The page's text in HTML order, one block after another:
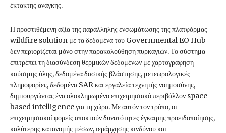
έκτακτης ανάγκης.
Η προστιθέμενη αξία της παράλληλης ενσωμάτωσης της πλατφόρμας
wildfire solution με τα δεδομένα του Governmental EO Hub
δεν περιορίζεται μόνο στην παρακολούθηση πυρκαγιών. Το σύστημα
επιτρέπει τη διασύνδεση θερμικών δεδομένων με χαρτογράφηση
καύσιμης ύλης, δεδομένα δασικής βλάστησης, μετεωρολογικές
πληροφορίες, δεδομένα SAR και εργαλεία τεχνητής νοημοσύνης,
δημιουργώντας ένα ολοκληρωμένο επιχειρησιακό περιβάλλον space-
based intelligence για τη χώρα. Με αυτόν τον τρόπο, οι
επιχειρησιακοί φορείς αποκτούν δυνατότητες έγκαιρης προειδοποίησης,
καλύτερης κατανομής μέσων, ιεράρχησης κινδύνου και